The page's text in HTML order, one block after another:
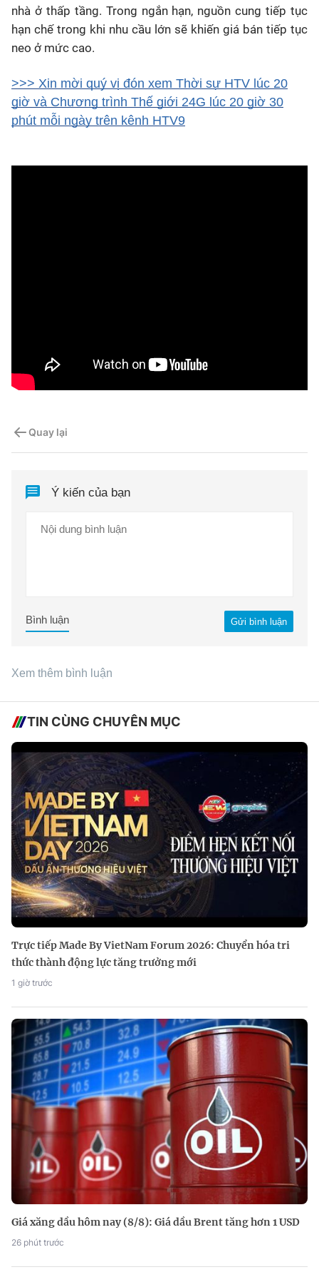
nhà ở thấp tầng. Trong ngắn hạn, nguồn cung tiếp tục
hạn chế trong khi nhu cầu lớn sẽ khiến giá bán tiếp tục
neo ở mức cao.
>>> Xin mời quý vị đón xem Thời sự HTV lúc 20
giờ và Chương trình Thế giới 24G lúc 20 giờ 30
phút mỗi ngày trên kênh HTV9
Quay lại
Ý kiến của bạn
Gửi bình luận
Bình luận
Xem thêm bình luận
TIN CÙNG CHUYÊN MỤC
Trực tiếp Made By VietNam Forum 2026: Chuyển hóa tri
thức thành động lực tăng trưởng mới
1 giờ trước
Giá xăng dầu hôm nay (8/8): Giá dầu Brent tăng hơn 1 USD
26 phút trước